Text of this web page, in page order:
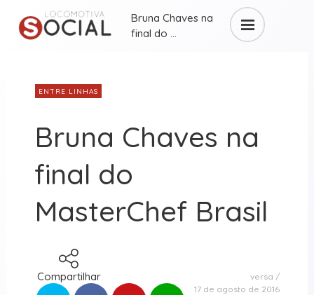
Bruna Chaves na
final do ...
ENTRE LINHAS
Bruna Chaves na
final do
MasterChef Brasil
Compartilhar
versa
17 de agosto de 2016